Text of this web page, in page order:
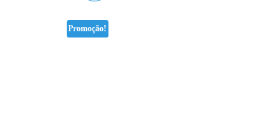
AZUREFILM RAL 4003-
Promoção!